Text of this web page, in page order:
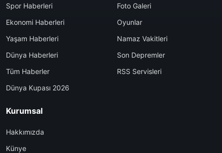
Spor Haberleri
Ekonomi Haberleri
Yaşam Haberleri
Dünya Haberleri
Tüm Haberler
Dünya Kupası 2026
Foto Galeri
Oyunlar
Namaz Vakitleri
Son Depremler
RSS Servisleri
Kurumsal
Hakkımızda
Künye